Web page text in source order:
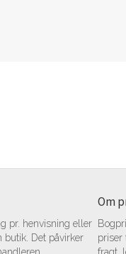
pr. henvisning eller
butik. Det påvirker
Om
priser